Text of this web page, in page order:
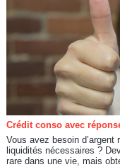
Crédit conso avec
Vous avez besoin
liquidités nécessaires ?
rare dans une vie, mais